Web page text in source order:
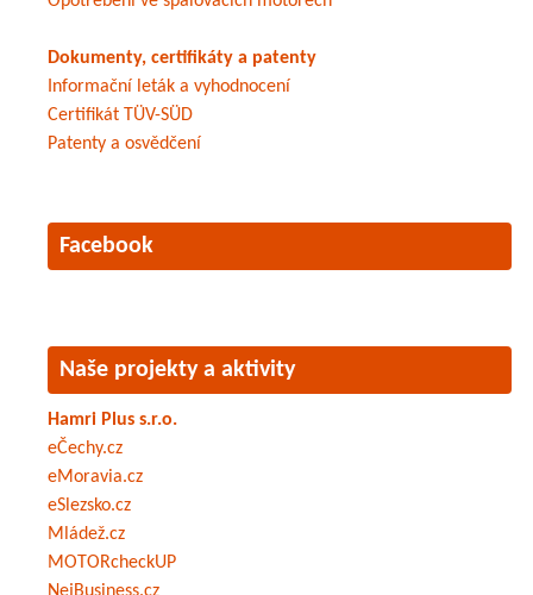
Dokumenty, certifikáty a patenty
Informační leták a vyhodnocení
Certifikát TÜV-SÜD
Patenty a osvědčení
Facebook
Naše projekty a aktivity
Hamri Plus s.r.o.
eČechy.cz
eMoravia.cz
eSlezsko.cz
Mládež.cz
MOTORcheckUP
NejBusiness.cz